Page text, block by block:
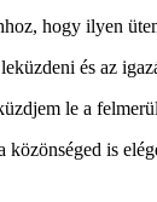
hogy ilyen
és az
le a
is